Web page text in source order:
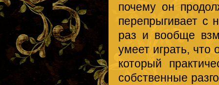
почему он
перепрыгивает с
раз и вообще
умеет играть, что
который
собственные